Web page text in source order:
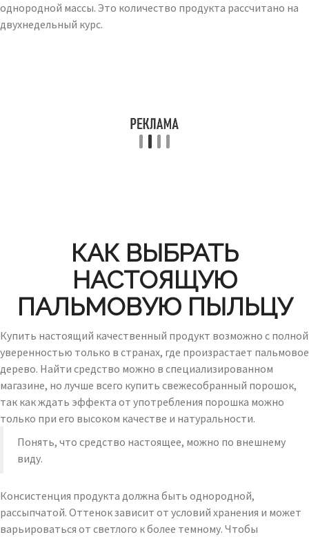
однородной массы. Это количество продукта рассчитано на
двухнедельный курс.
КАК ВЫБРАТЬ
НАСТОЯЩУЮ
ПАЛЬМОВУЮ ПЫЛЬЦУ
Купить настоящий качественный продукт возможно с полной
уверенностью только в странах, где произрастает пальмовое
дерево. Найти средство можно в специализированном
магазине, но лучше всего купить свежесобранный порошок,
так как ждать эффекта от употребления порошка можно
только при его высоком качестве и натуральности.
Понять, что средство настоящее, можно по внешнему
виду.
Консистенция продукта должна быть однородной,
рассыпчатой. Оттенок зависит от условий хранения и может
варьироваться от светлого к более темному. Чтобы